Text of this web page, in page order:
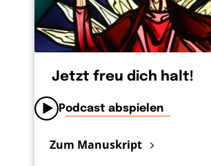
Jetzt freu dich halt!
Podcast abspielen
Zum Manuskript